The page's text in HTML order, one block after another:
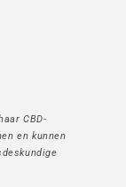
CBD-
en kunnen